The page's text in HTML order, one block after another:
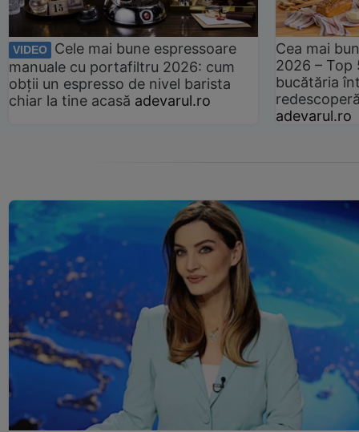
VIDEO
Cele mai bune espressoare
manuale cu portafiltru 2026: cum
obții un espresso de nivel barista
chiar la tine acasă adevarul.ro
Cea mai
2026 –
bucătăria
adevarul.ro